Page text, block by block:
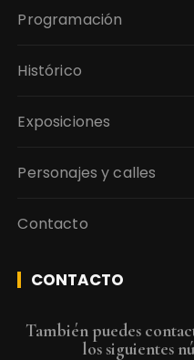
Programación
Histórico
Exposiciones
Personajes y calles
Contacto
CONTACTO
También puedes
los siguientes